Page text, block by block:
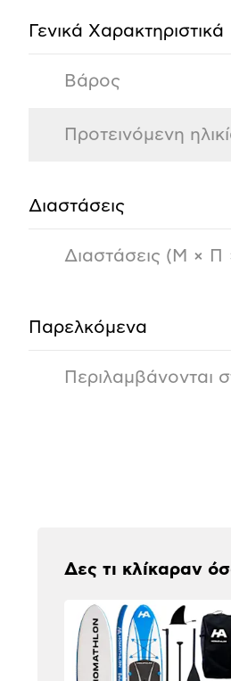
Γενικά Xαρακτηριστικά
Βάρος
Προτεινόμενη
Διαστάσεις
Διαστάσεις (Μ × Π
Παρελκόμενα
Περιλαμβάνονται
Δες τι κλίκαραν